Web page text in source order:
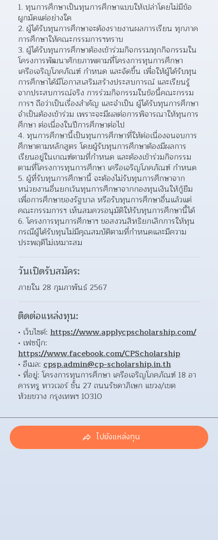
1. ทุนการศึกษาเป็นทุนการศึกษาแบบให้เปล่าโดยไม่มีข้อ
ผูกมัดแต่อย่างใด
2. ผู้ได้รับทุนการศึกษาจะต้องรายงานผลการเรียน ทุกภาค
การศึกษาให้คณะกรรมการฯทราบ
3. ผู้ได้รับทุนการศึกษาต้องเข้าร่วมกิจกรรมทุกกิจกรรมใน
โครงการพัฒนาศักยภาพตามที่โครงการทุนการศึกษา
เครือเจริญโภคภัณฑ์ กำหนด และจัดขึ้น เพื่อให้ผู้ได้รับทุน
การศึกษาได้มีโอกาสเสริมสร้างประสบการณ์ และเรียนรู้
จากประสบการณ์จริง การร่วมกิจกรรมในข้อนี้คณะกรรม
การฯ ถือว่าเป็นเรื่องสำคัญ และจำเป็น ผู้ได้รับทุนการศึกษา
จำเป็นต้องเข้าร่วม เพราะจะมีผลต่อการพิจารณาให้ทุนการ
ศึกษา ต่อเนื่องในปีการศึกษาต่อไป
4. ทุนการศึกษานี้เป็นทุนการศึกษาที่ให้ต่อเนื่องจนจบการ
ศึกษาตามหลักสูตร โดยผู้รับทุนการศึกษาต้องมีผลการ
เรียนอยู่ในเกณฑ์ตามที่กำหนด และต้องเข้าร่วมกิจกรรม
ตามที่โครงการทุนการศึกษา เครือเจริญโภคภัณฑ์ กำหนด
5. ผู้ที่รับทุนการศึกษานี้ จะต้องไม่รับทุนการศึกษาจาก
หน่วยงานอื่นยกเว้นทุนการศึกษาจากกองทุนเงินให้กู้ยืม
เพื่อการศึกษาของรัฐบาล หรือรับทุนการศึกษาอื่นแล้วแต่
คณะกรรมการฯ เห็นสมควรอนุมัติให้รับทุนการศึกษานี้ได้
6. โครงการทุนการศึกษาฯ ขอสงวนสิทธิยกเลิกการให้ทุน
กรณีผู้ได้รับทุนไม่มีคุณสมบัติตามที่กำหนดและมีความ
ประพฤติไม่เหมาะสม
วันเปิดรับสมัคร:
ภายใน 28 กุมภาพันธ์ 2567
ติดต่อแหล่งทุน:
เว็บไซต์: https://www.applycpscholarship.com/
https://www.facebook.com/CPScholarship
อีเมล: cpsp.admin@cp-scholarship.in.th
ที่อยู่: โครงการทุนการศึกษา เครือเจริญโภคภัณฑ์ 18 อา
คารทรู ทาวเวอร์ ชั้น 27 ถนนรัชดาภิเษก แขวง/เขต
ห้วยขวาง กรุงเทพฯ 10310
ไปยังแหล่งทุน